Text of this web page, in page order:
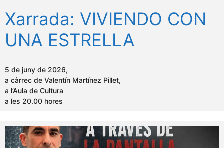
Xarrada: VIVIENDO CON
UNA ESTRELLA
5 de juny de 2026,
a càrrec de Valentín Martínez Pillet,
a l’Aula de Cultura
a les 20.00 hores